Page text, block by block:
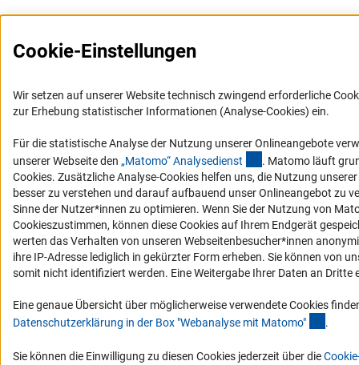
Cookie-Einstellungen
Wir setzen auf unserer Website technisch zwingend erforderliche
zur Erhebung statistischer Informationen (Analyse-Cookies) ein.
Für die statistische Analyse der Nutzung unserer Onlineangebote
unserer Webseite den „Matomo“ Analysedienst (externer Link)
. Matomo läuft
Cookies. Zusätzliche Analyse-Cookies helfen uns, die Nutzung
besser zu verstehen und darauf aufbauend unser Onlineangebot zu
Sinne der Nutzer*innen zu optimieren. Wenn Sie der Nutzung von
Cookieszustimmen, können diese Cookies auf Ihrem Endgerät
werten das Verhalten von unseren Webseitenbesucher*innen
ihre IP-Adresse lediglich in gekürzter Form erheben. Sie können von
somit nicht identifiziert werden. Eine Weitergabe Ihrer Daten an Dritte
Eine genaue Übersicht über möglicherweise verwendete Cookies
Datenschutzerklärung in der Box "Webanalyse mit Matomo" .
Sie können die Einwilligung zu diesen Cookies jederzeit über die